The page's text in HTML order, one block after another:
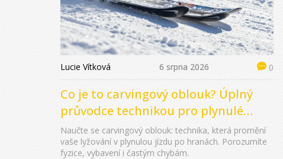
Lucie Vítková 6 srpna 2026 0
Co je to carvingový oblouk? Úplný
průvodce technikou pro plynulé
lyžování
Naučte se carvingový oblouk: technika, která promění
vaše lyžování v plynulou jízdu po hranách. Porozumíte
fyzice, vybavení i častým chybám.